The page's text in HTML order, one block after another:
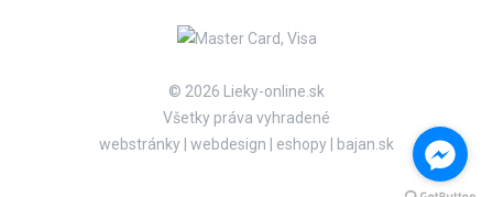
© 2026 Lieky-online.sk
Všetky práva vyhradené
webstránky webdesign eshopy bajan.sk